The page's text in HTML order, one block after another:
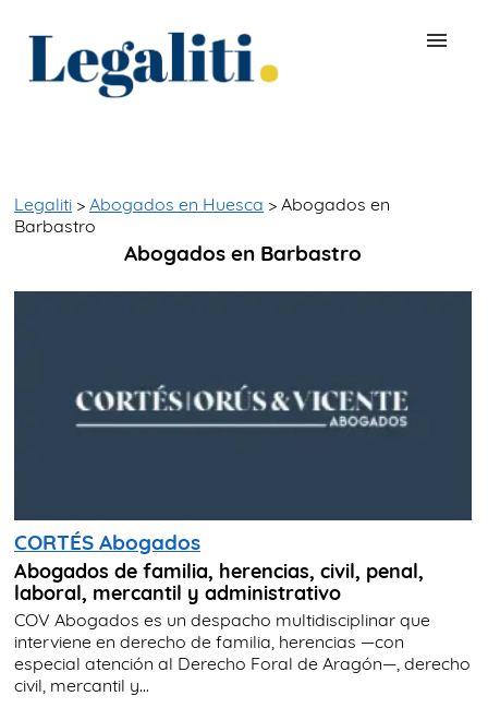
Legaliti > Abogados en Huesca > Abogados en
Barbastro
Abogados en Barbastro
CORTÉS Abogados
Abogados de familia, herencias, civil, penal,
laboral, mercantil y administrativo
COV Abogados es un despacho multidisciplinar que
interviene en derecho de familia, herencias —con
especial atención al Derecho Foral de Aragón—, derecho
civil, mercantil y...